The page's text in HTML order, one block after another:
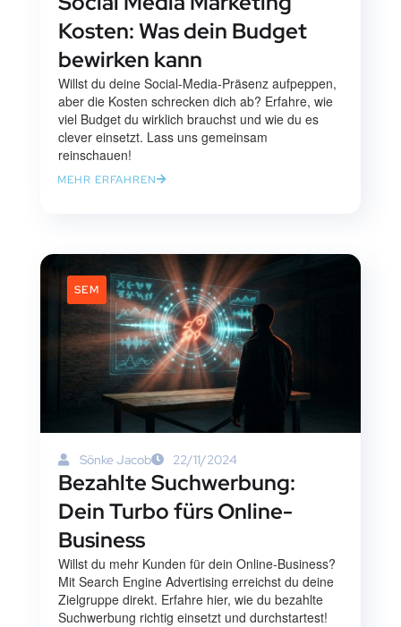
Kosten: Was dein Budget
bewirken kann
Willst du deine Social-Media-Präsenz aufpeppen,
aber die Kosten schrecken dich ab? Erfahre, wie
viel Budget du wirklich brauchst und wie du es
clever einsetzt. Lass uns gemeinsam
reinschauen!
MEHR ERFAHREN
SEM
Sönke Jacob 22/11/2024
Bezahlte Suchwerbung:
Dein Turbo fürs Online-
Business
Willst du mehr Kunden für dein Online-Business?
Mit Search Engine Advertising erreichst du deine
Zielgruppe direkt. Erfahre hier, wie du bezahlte
Suchwerbung richtig einsetzt und durchstartest!